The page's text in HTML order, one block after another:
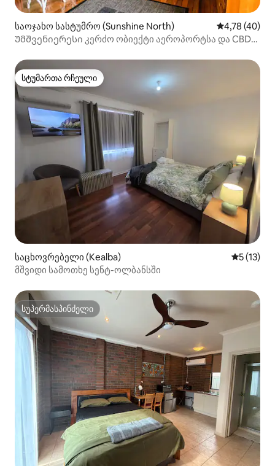
საოჯახო სასტუმრო (Sunshine North) საშუალო
4,78 (40)
Უმშვენიერესი კერძო ობიექტი აეროპორტსა და CBD-ს
სტუმართა რჩეული
სტუმართა რჩეული
საცხოვრებელი (Kealba) საშუალო
5 (13)
მშვიდი სამოთხე სენტ-ოლბანსში
სუპერმასპინძელი
სუპერმასპინძელი